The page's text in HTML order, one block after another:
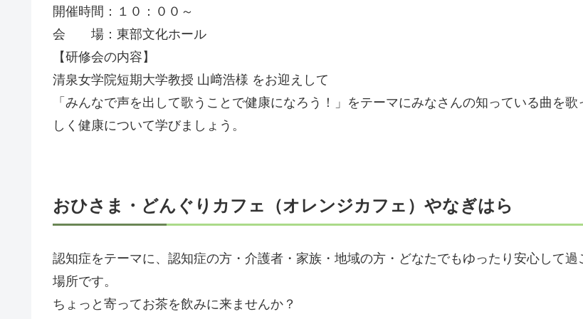
開催時間：１０：００～
会 場：東部文化ホール
【研修会の内容】
清泉女学院短期大学教授 山﨑浩様 をお迎えして
「みんなで声を出して歌うことで健康になろう！」をテーマにみなさんの知っている曲を歌
しく健康について学びましょう。
おひさま・どんぐりカフェ（オレンジカフェ）やなぎはら
認知症をテーマに、認知症の方・介護者・家族・地域の方・どなたでもゆったり安心して過
場所です。
ちょっと寄ってお茶を飲みに来ませんか？